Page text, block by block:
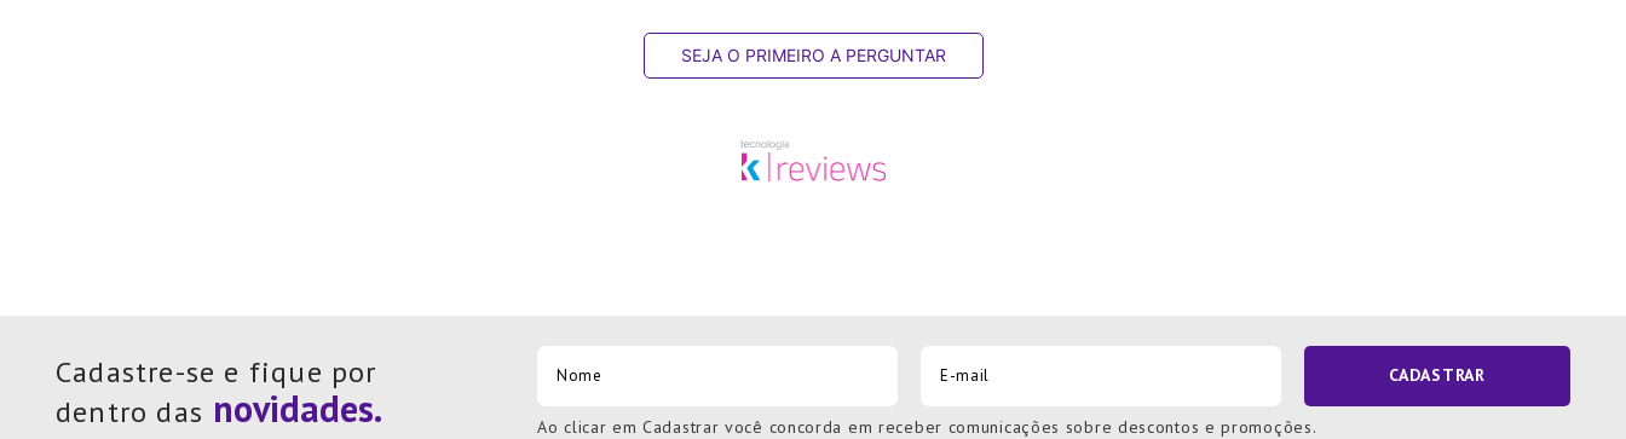
SEJA O PRIMEIRO A PERGUNTAR
Cadastre-se e fique por
dentro das
CADASTRAR
Ao clicar em Cadastrar você concorda em receber comunicações sobre descontos e promoções.